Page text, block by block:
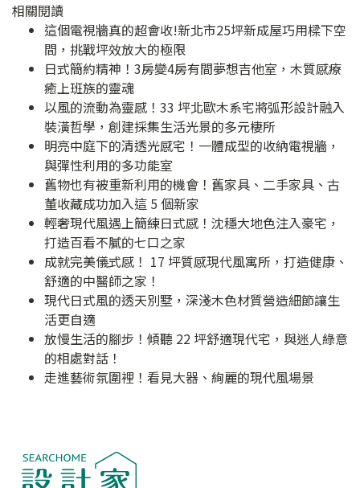
相關閱讀
這個電視牆真的超會收!新北市25坪新成屋巧用樑下空
間，挑戰坪效放大的極限
日式簡約精神！3房變4房有間夢想吉他室，木質感療
癒上班族的靈魂
以風的流動為靈感！33 坪北歐木系宅將弧形設計融入
裝潢哲學，創建採集生活光景的多元棲所
明亮中庭下的清透光感宅！一體成型的收納電視牆，
與彈性利用的多功能室
舊物也有被重新利用的機會！舊家具、二手家具、古
董收藏成功加入這 5 個新家
輕奢現代風遇上簡練日式感！沈穩大地色注入豪宅，
打造百看不膩的七口之家
成就完美儀式感！ 17 坪質感現代風寓所，打造健康、
舒適的中醫師之家！
現代日式風的透天別墅，深淺木色材質營造細節讓生
活更自適
放慢生活的腳步！傾聽 22 坪舒適現代宅，與迷人綠意
的相處對話！
走進藝術氛圍裡！看見大器、絢麗的現代風場景